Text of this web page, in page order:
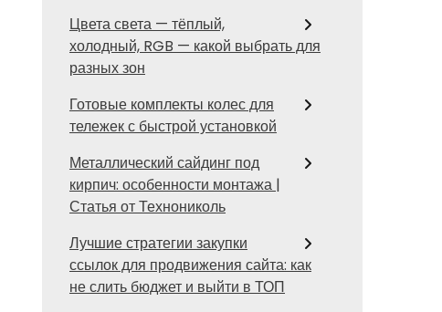
Цвета света — тёплый,
холодный, RGB — какой выбрать для
разных зон
Готовые комплекты колес для
тележек с быстрой установкой
Металлический сайдинг под
кирпич: особенности монтажа |
Статья от Технониколь
Лучшие стратегии закупки
ссылок для продвижения сайта: как
не слить бюджет и выйти в ТОП